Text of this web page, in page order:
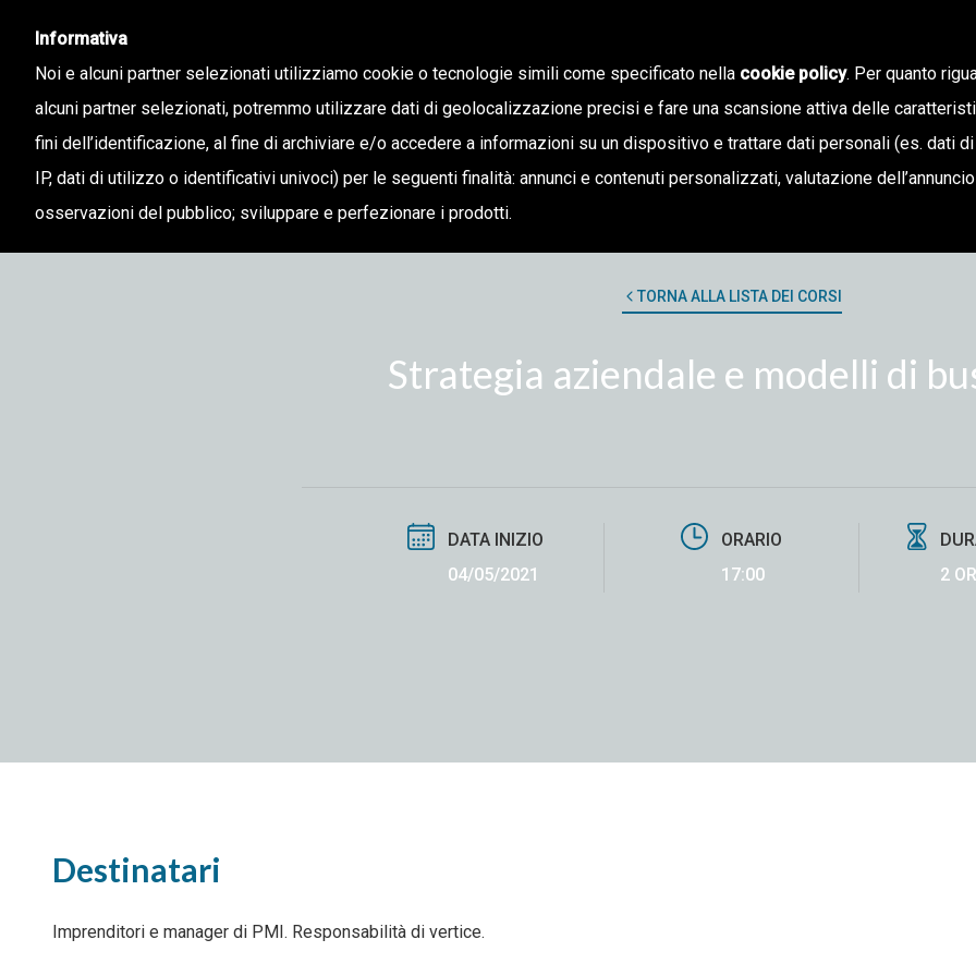
TORNA ALLA LISTA DEI CORSI
Strategia aziendale e modelli di
DATA INIZIO
04/05/2021
ORARIO
17:00
2
Destinatari
Imprenditori e manager di PMI. Responsabilità di vertice.
Informativa
Noi e alcuni partner selezionati utilizziamo cookie o tecnologie simili come specificato nella cookie policy. Per quanto
alcuni partner selezionati, potremmo utilizzare dati di geolocalizzazione precisi e fare una scansione attiva delle
fini dell’identificazione, al fine di archiviare e/o accedere a informazioni su un dispositivo e trattare dati personali (es. dati
IP, dati di utilizzo o identificativi univoci) per le seguenti finalità: annunci e contenuti personalizzati, valutazione
osservazioni del pubblico; sviluppare e perfezionare i prodotti.